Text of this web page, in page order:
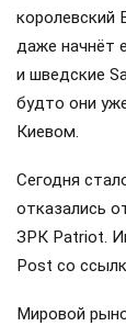
королевский
даже начнёт
и шведские
будто они
Киевом.
Сегодня
отказались
ЗРК Patriot.
Post со
Мировой